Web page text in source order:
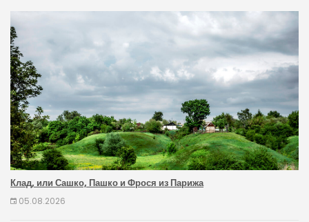
Клад, или Сашко, Пашко и Фрося из Парижа
05.08.2026